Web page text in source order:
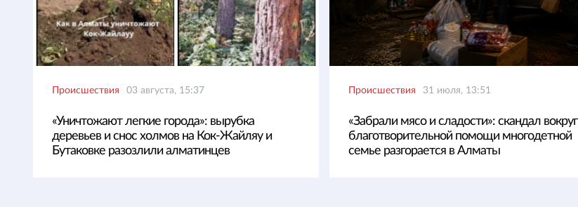
Происшествия 03 августа, 15:37
«Уничтожают легкие города»: вырубка
деревьев и снос холмов на Кок-Жайляу и
Бутаковке разозлили алматинцев
Происшествия 31 июля, 13:51
«Забрали мясо и сладости»: скандал вокруг
благотворительной помощи многодетной
семье разгорается в Алматы